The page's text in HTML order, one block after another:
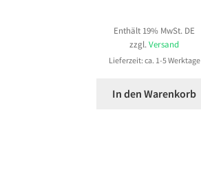
Enthält 19% MwSt. DE
zzgl. Versand
Lieferzeit: ca. 1-5 Werktage
In den Warenkorb